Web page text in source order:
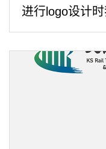
进行logo设计